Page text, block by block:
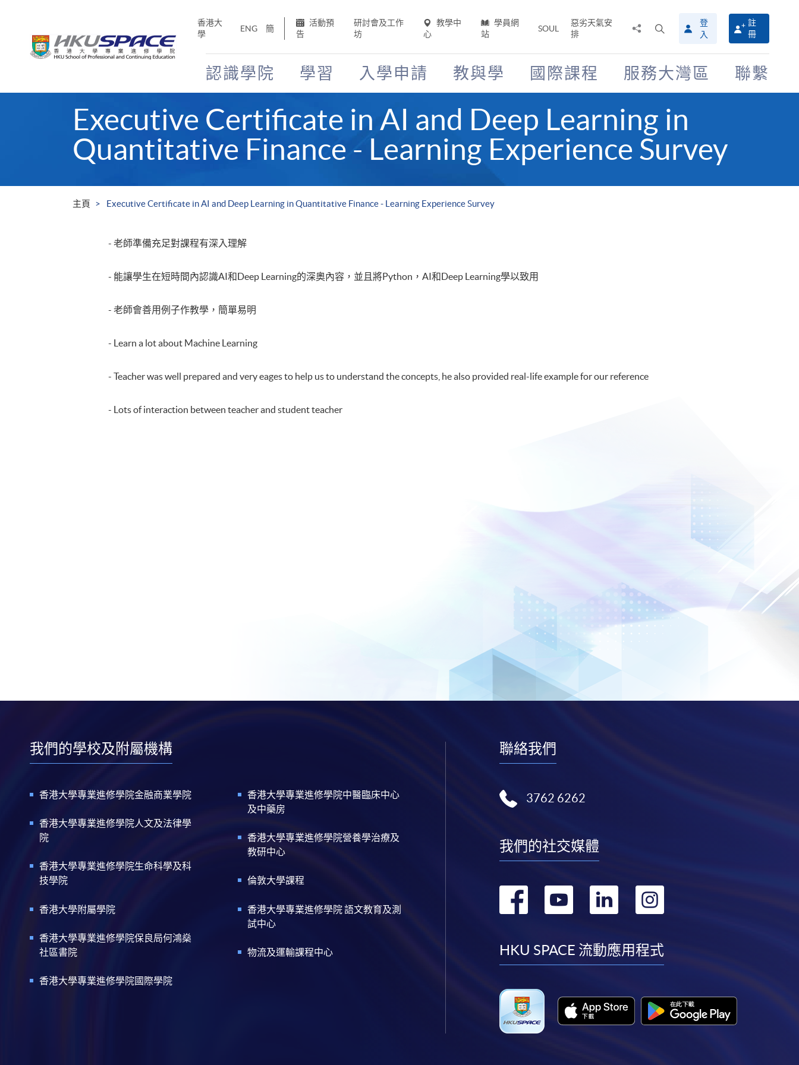
香港大
學
ENG 簡
活動預
告
研討會及工作
坊
教學中
心
學員網
站
SOUL
惡劣天氣安
排
搜
尋
介
面
登
入
註
冊
認識學院 學習 入學申請 教與學 國際課程 服務大灣區 聯繫
Executive Certificate in AI and Deep Learning in
Quantitative Finance - Learning Experience Survey
主頁 Executive Certificate in AI and Deep Learning in Quantitative Finance - Learning Experience Survey
- 老師準備充足對課程有深入理解
- 能讓學生在短時間內認識AI和Deep Learning的深奧內容，並且將Python，AI和Deep Learning學以致用
- 老師會善用例子作教學，簡單易明
- Learn a lot about Machine Learning
- Teacher was well prepared and very eages to help us to understand the concepts, he also provided real-life example for our reference
​- Lots of interaction between teacher and student teacher
我們的學校及附屬機構
香港大學專業進修學院金融商業學院
香港大學專業進修學院人文及法律學
院
香港大學專業進修學院生命科學及科
技學院
香港大學附屬學院
香港大學專業進修學院保良局何鴻燊
社區書院
香港大學專業進修學院國際學院
香港大學專業進修學院中醫臨床中心
及中藥房
香港大學專業進修學院營養學治療及
教研中心
倫敦大學課程
香港大學專業進修學院 語文教育及測
試中心
物流及運輸課程中心
聯絡我們
3762 6262
我們的社交媒體
轉
facebook
轉
youtube
轉
linkedin
轉
instagram
HKU SPACE 流動應用程式